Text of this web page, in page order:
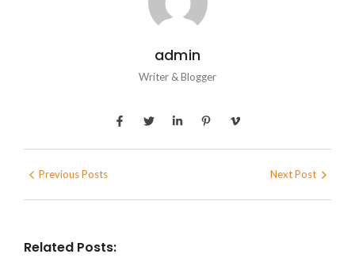
admin
Writer & Blogger
Previous Posts Next Post
Related Posts: